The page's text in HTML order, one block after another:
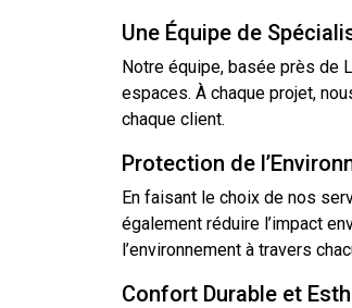
Une Équipe de
Notre équipe, basée près de
espaces. À chaque projet,
chaque client.
Protection de
En faisant le choix de nos
également réduire l’impact
l’environnement à travers
Confort Durable et